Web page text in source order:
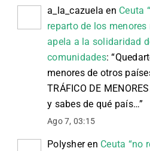
a_la_cazuela en Ceuta
reparto de los
apela a la solidaridad
comunidades: “
menores de otros
TRÁFICO DE
y sabes de qué país…”
Ago 7, 03:15
Polysheren Ceuta “no